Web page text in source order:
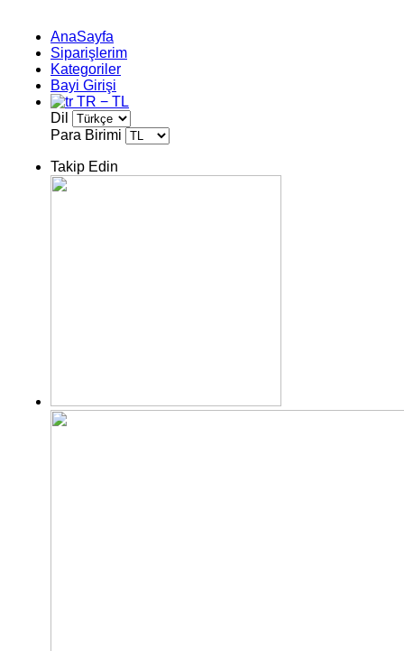
AnaSayfa
Siparişlerim
Kategoriler
Bayi Girişi
TR − TL
Dil
Para Birimi
Takip Edin